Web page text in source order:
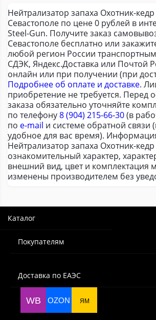
Нейтрализатор запаха Охотник-кедр
Севастополе по цене 0 рублей в
Steel-Gun. Получите заказ
Севастополе бесплатно или
любой регион России
СДЭК, Яндекс.Доставка или Почтой
онлайн или при получении (при
Подробнее об оплате и доставке.
приобретение не требуется. Перед
заказа обязательно уточняйте
по телефону8 (904) 215-66-30(в
по e-mail и системе обратной связи
удобное для вас время).
Нейтрализатор запаха Охотник-
ознакомительный характер,
внешний вид, цвет и комплектация
изменены производителем без
Каталог
Покупателям
Доставка по ЕАЭС
WB OZON ЯМ